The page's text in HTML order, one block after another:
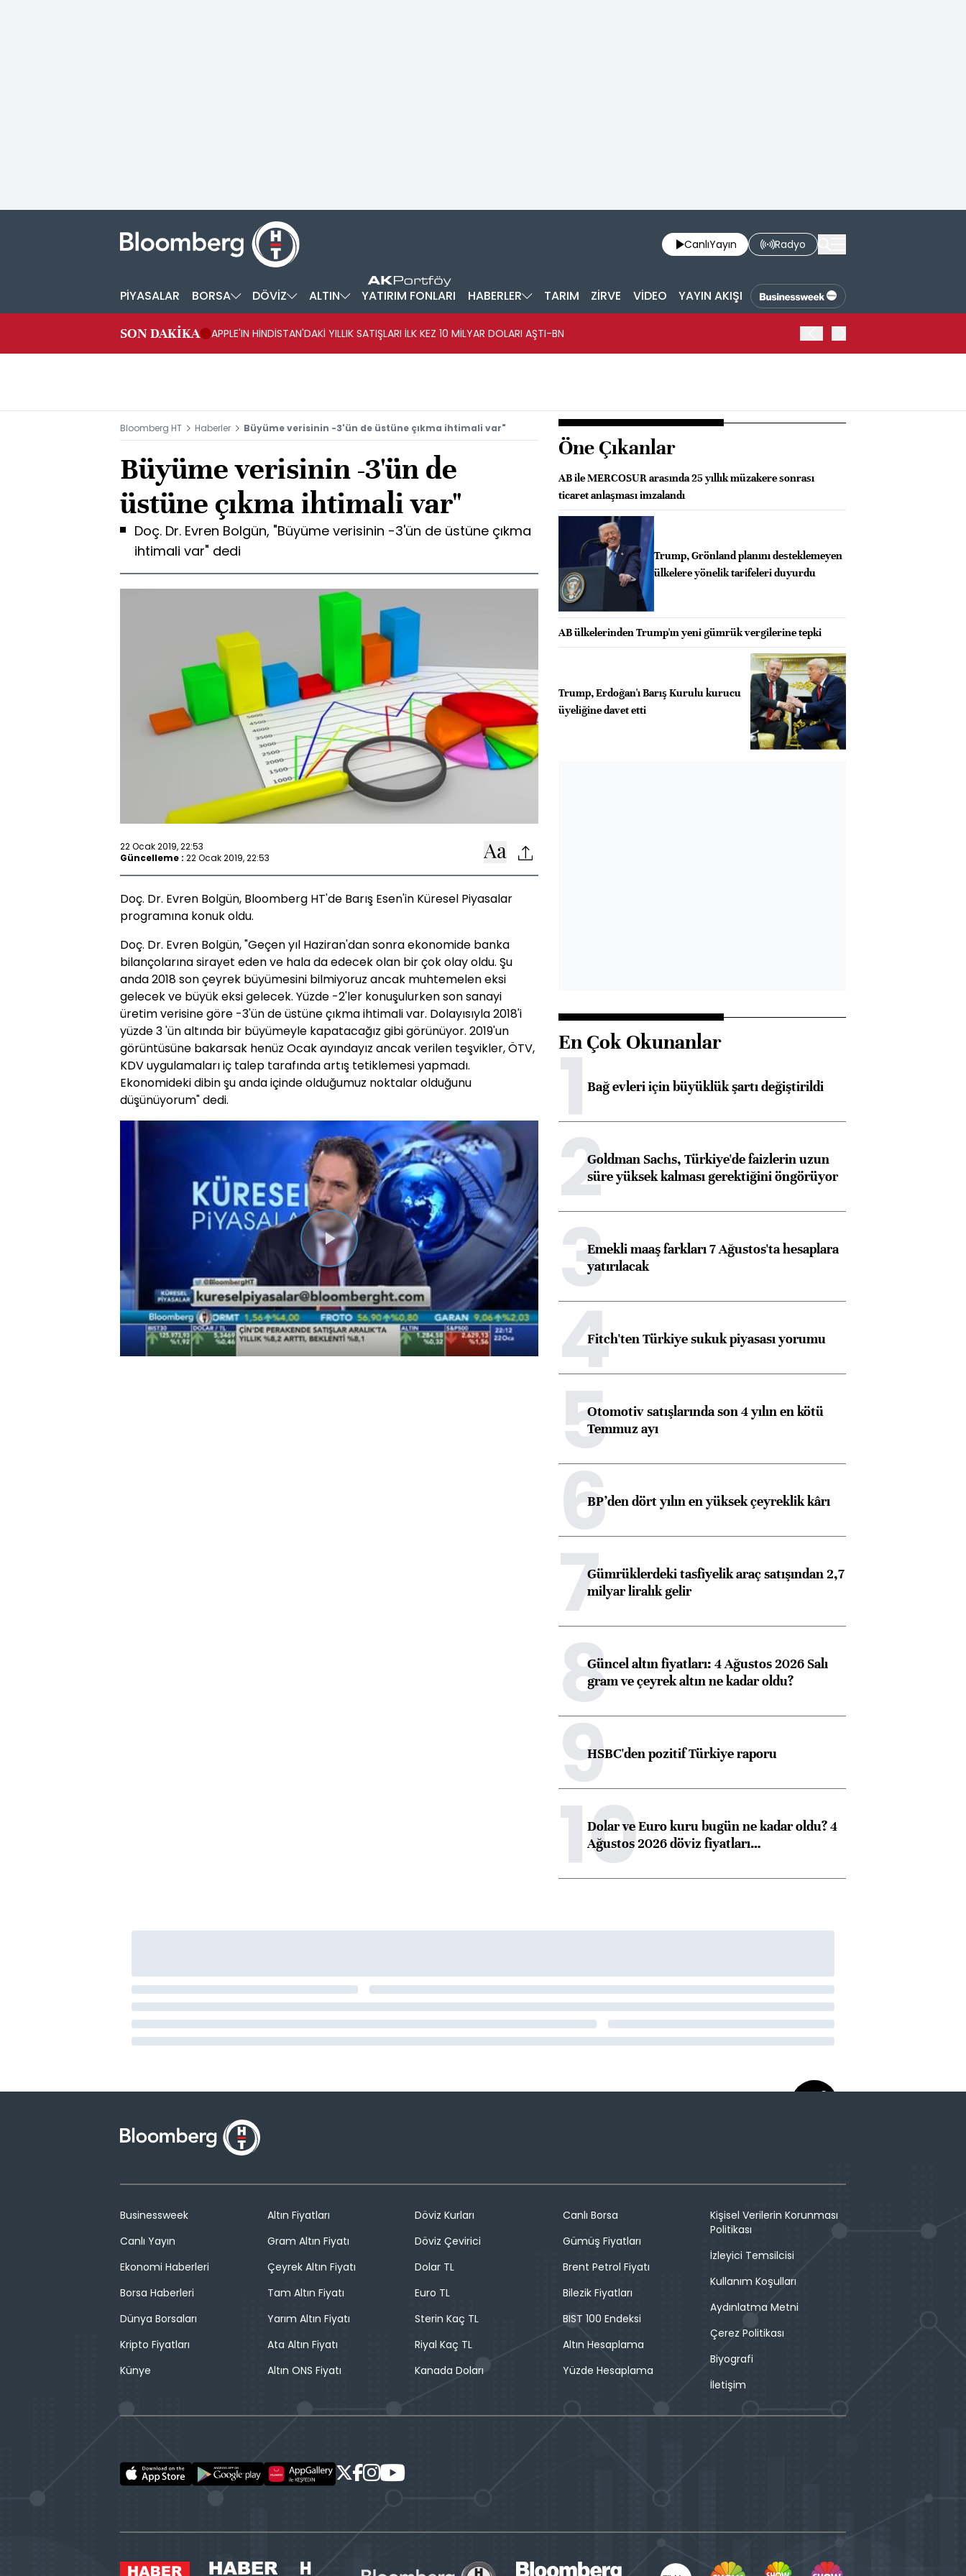
CanlıYayın Radyo
PİYASALAR BORSA DÖVİZ ALTIN YATIRIM FONLARI HABERLER TARIM ZİRVE VİDEO YAYIN AKIŞI
SON DAKİKA APPLE'IN HİNDİSTAN'DAKİ YILLIK SATIŞLARI İLK KEZ 10 MİLYAR DOLARI AŞTI-BN
Bloomberg HT Haberler Büyüme verisinin -3'ün de üstüne çıkma ihtimali var"
Büyüme verisinin -3'ün de
üstüne çıkma ihtimali var"
Doç. Dr. Evren Bolgün, "Büyüme verisinin -3'ün de üstüne çıkma
ihtimali var" dedi
22 Ocak 2019, 22:53
Güncelleme : 22 Ocak 2019, 22:53
Doç. Dr. Evren Bolgün, Bloomberg HT'de Barış Esen'in Küresel Piyasalar
programına konuk oldu.
Doç. Dr. Evren Bolgün, "Geçen yıl Haziran'dan sonra ekonomide banka
bilançolarına sirayet eden ve hala da edecek olan bir çok olay oldu. Şu
anda 2018 son çeyrek büyümesini bilmiyoruz ancak muhtemelen eksi
gelecek ve büyük eksi gelecek. Yüzde -2'ler konuşulurken son sanayi
üretim verisine göre -3'ün de üstüne çıkma ihtimali var. Dolayısıyla 2018'i
yüzde 3 'ün altında bir büyümeyle kapatacağız gibi görünüyor. 2019'un
görüntüsüne bakarsak henüz Ocak ayındayız ancak verilen teşvikler, ÖTV,
KDV uygulamaları iç talep tarafında artış tetiklemesi yapmadı.
Ekonomideki dibin şu anda içinde olduğumuz noktalar olduğunu
düşünüyorum" dedi.
Videoyu
Oynat
Öne Çıkanlar
AB ile MERCOSUR arasında 25 yıllık müzakere sonrası
ticaret anlaşması imzalandı
Trump, Grönland planını desteklemeyen
ülkelere yönelik tarifeleri duyurdu
AB ülkelerinden Trump'ın yeni gümrük vergilerine tepki
Trump, Erdoğan'ı Barış Kurulu kurucu
üyeliğine davet etti
En Çok Okunanlar
1Bağ evleri için büyüklük şartı değiştirildi
2Goldman Sachs, Türkiye'de faizlerin uzun
süre yüksek kalması gerektiğini öngörüyor
3Emekli maaş farkları 7 Ağustos'ta hesaplara
yatırılacak
4Fitch'ten Türkiye sukuk piyasası yorumu
5Otomotiv satışlarında son 4 yılın en kötü
Temmuz ayı
6BP’den dört yılın en yüksek çeyreklik kârı
7Gümrüklerdeki tasfiyelik araç satışından 2,7
milyar liralık gelir
8Güncel altın fiyatları: 4 Ağustos 2026 Salı
gram ve çeyrek altın ne kadar oldu?
9HSBC'den pozitif Türkiye raporu
10
Dolar ve Euro kuru bugün ne kadar oldu? 4
Ağustos 2026 döviz fiyatları…
Businessweek
Canlı Yayın
Ekonomi Haberleri
Borsa Haberleri
Dünya Borsaları
Kripto Fiyatları
Künye
Altın Fiyatları
Gram Altın Fiyatı
Çeyrek Altın Fiyatı
Tam Altın Fiyatı
Yarım Altın Fiyatı
Ata Altın Fiyatı
Altın ONS Fiyatı
Döviz Kurları
Döviz Çevirici
Dolar TL
Euro TL
Sterin Kaç TL
Riyal Kaç TL
Kanada Doları
Canlı Borsa
Gümüş Fiyatları
Brent Petrol Fiyatı
Bilezik Fiyatları
BIST 100 Endeksi
Altın Hesaplama
Yüzde Hesaplama
Kişisel Verilerin Korunması
Politikası
İzleyici Temsilcisi
Kullanım Koşulları
Aydınlatma Metni
Çerez Politikası
Biyografi
İletişim